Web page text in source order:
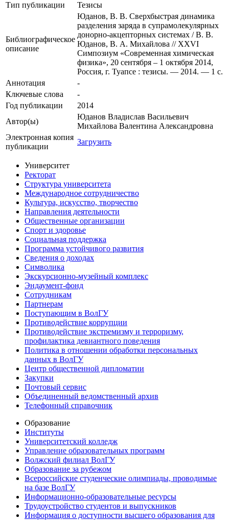
Тип публикации
Тезисы
Библиографическое
описание
Юданов, В. В. Сверхбыстрая динамика
разделения заряда в супрамолекулярных
донорно-акцепторных системах / В. В.
Юданов, В. А. Михайлова // XXVI
Симпозиум «Современная химическая
физика», 20 сентября – 1 октября 2014,
Россия, г. Туапсе : тезисы. — 2014. — 1 с.
Аннотация
-
Ключевые cлова
-
Год публикации
2014
Автор(ы)
Юданов Владислав Васильевич
Михайлова Валентина Александровна
Электронная копия
публикации
Загрузить
Университет
Ректорат
Структура университета
Международное сотрудничество
Культура, искусство, творчество
Направления деятельности
Общественные организации
Спорт и здоровье
Социальная поддержка
Программа устойчивого развития
Сведения о доходах
Символика
Экскурсионно-музейный комплекс
Эндаумент-фонд
Сотрудникам
Партнерам
Поступающим в ВолГУ
Противодействие коррупции
Противодействие экстремизму и терроризму,
профилактика девиантного поведения
Политика в отношении обработки персональных
данных в ВолГУ
Центр общественной дипломатии
Закупки
Почтовый сервис
Объединенный ведомственный архив
Телефонный справочник
Образование
Институты
Университетский колледж
Управление образовательных программ
Волжский филиал ВолГУ
Образование за рубежом
Всероссийские студенческие олимпиады, проводимые
на базе ВолГУ
Информационно-образовательные ресурсы
Трудоустройство студентов и выпускников
Информация о доступности высшего образования для